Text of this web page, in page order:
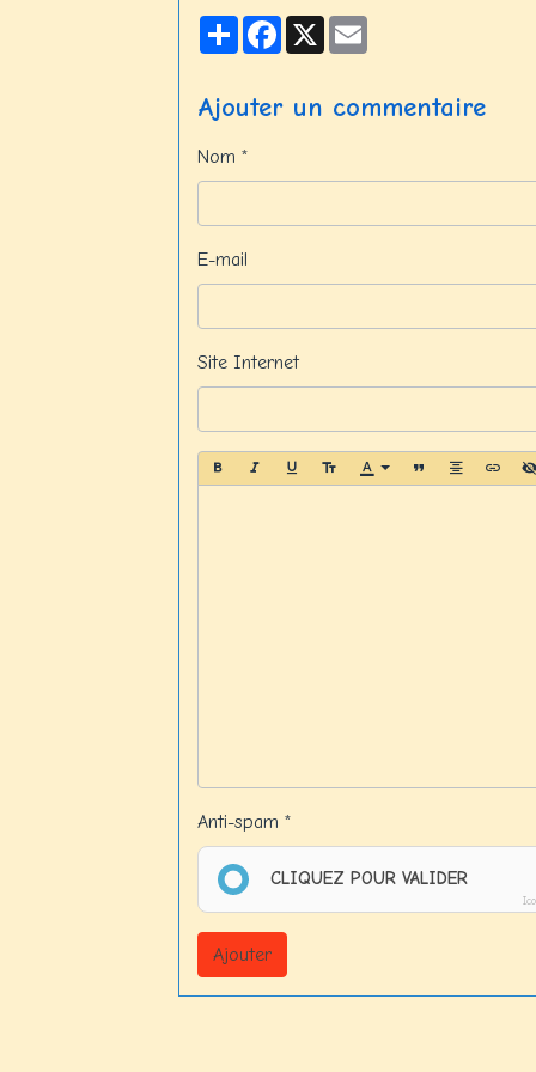
PartagerFacebook
X
Ajouter un commentaire
Nom
E-mail
Site Internet
Anti-spam
CLIQUEZ POUR VALIDER
Ajouter